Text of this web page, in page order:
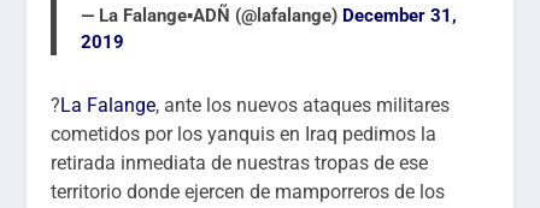
— La Falange▪️ADÑ (@lafalange) December 31,
2019
?La Falange, ante los nuevos ataques militares
cometidos por los yanquis en Iraq pedimos la
retirada inmediata de nuestras tropas de ese
territorio donde ejercen de mamporreros de los